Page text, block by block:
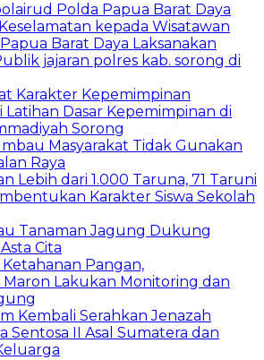
Polda Papua Barat Daya
kepada Wisatawan
Barat Daya Laksanakan
jajaran polres kab. sorong di
Karakter Kepemimpinan
Latihan Dasar Kepemimpinan di
Sorong
Masyarakat Tidak Gunakan
Raya
Lebih dari 1.000 Taruna, 71 Taruni
Karakter Siswa Sekolah
Tanaman Jagung Dukung
Cita
Pangan,
Maron Lakukan Monitoring dan
Kembali Serahkan Jenazah
Sentosa II Asal Sumatera dan